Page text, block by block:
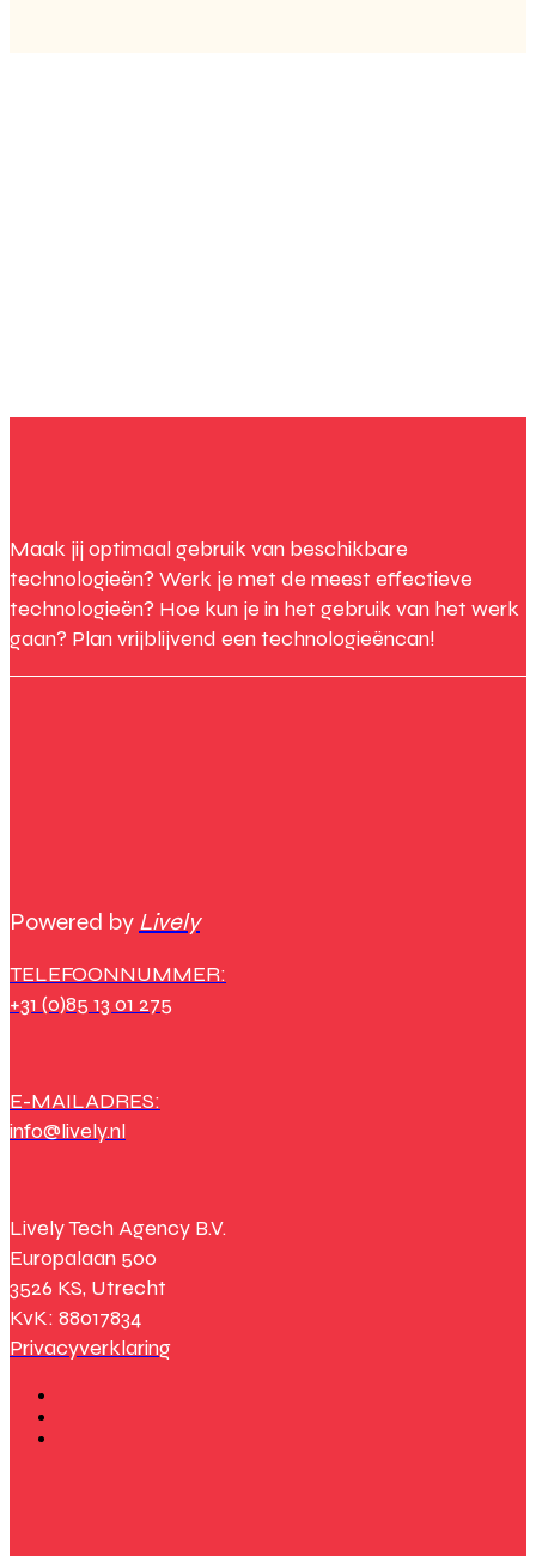
Maak jij optimaal gebruik van beschikbare
technologieën? Werk je met de meest effectieve
technologieën? Hoe kun je in het gebruik van het werk
gaan? Plan vrijblijvend een technologieëncan!
Powered by Lively
TELEFOONNUMMER:
+31 (0)85 13 01 275
E-MAILADRES:
info@lively.nl
Lively Tech Agency B.V.
Europalaan 500
3526 KS, Utrecht
KvK: 88017834
Privacyverklaring